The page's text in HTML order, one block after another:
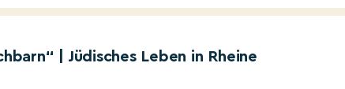
| Jüdisches Leben in Rheine